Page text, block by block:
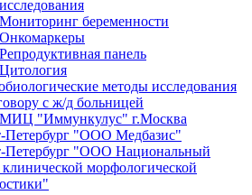
исследования
Мониторинг беременности
Онкомаркеры
Репродуктивная панель
Цитология
методы исследования
с ж/д больницей
"Иммункулус" г.Москва
Петербург "ООО Медбазис"
Петербург "ООО Национальный
морфологической